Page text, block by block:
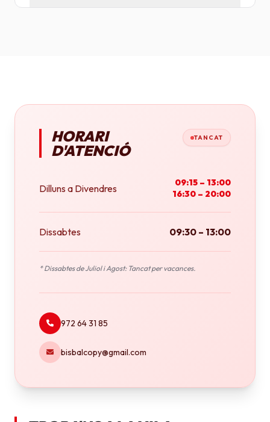
HORARI
D'ATENCIÓ
TANCAT
Dilluns a Divendres
09:15 – 13:00
16:30 – 20:00
Dissabtes 09:30 – 13:00
* Dissabtes de Juliol i Agost: Tancat per vacances.
972 64 31 85
bisbalcopy@gmail.com